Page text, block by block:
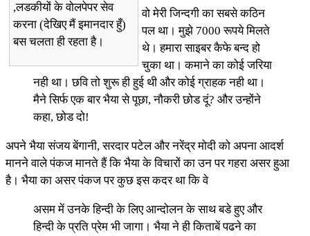
,लडकीयों के वोलपेपर सेव
करना (देखिए मैं इमानदार हुँ)
बस चलता ही रहता है।
वो मेरी जिन्दगी का सबसे कठिन
पल था। मुझे 7000 रूपये मिलते
थे। हमारा साइबर कैफे बन्द हो
चुका था। कमाने का कोई जरिया
नही था। छवि तो शुरू ही हुई थी और कोई ग्राहक नही था।
मैने सिर्फ एक बार भैया से पूछा, नौकरी छोड दूं? और उन्होंने
कहा, छोड दो!
अपने भैया संजय बेंगानी, सरदार पटेल और नरेंद्र मोदी को अपना आदर्श
मानने वाले पंकज मानते हैं कि भैया के विचारों का उन पर गहरा असर हुआ
है। भैया का असर पंकज पर कुछ इस कदर था कि वे
असम में उनके हिन्दी के लिए आन्दोलन के साथ बडे हुए और
हिन्दी के प्रति प्रेम भी जागा। भैया ने ही किताबें पढने का